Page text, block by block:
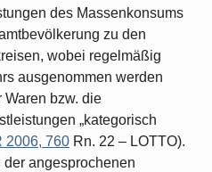
des Massenkonsums
zu den
wobei regelmäßig
ausgenommen werden
Waren bzw. die
„kategorisch
2006, 760 Rn. 22 – LOTTO).
angesprochenen